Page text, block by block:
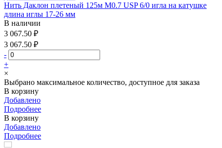
Нить Даклон плетеный 125м М0.7 USP 6/0 игла на катушке
длина иглы 17-26 мм
В наличии
3 067.50 ₽
3 067.50 ₽
-
+
×
Выбрано максимальное количество, доступное для заказа
В корзину
Добавлено
Подробнее
В корзину
Добавлено
Подробнее